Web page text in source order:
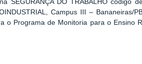
SEGURANÇA DO TRABALHO código
Campus III – Bananeiras/
o Programa de Monitoria para o Ensino